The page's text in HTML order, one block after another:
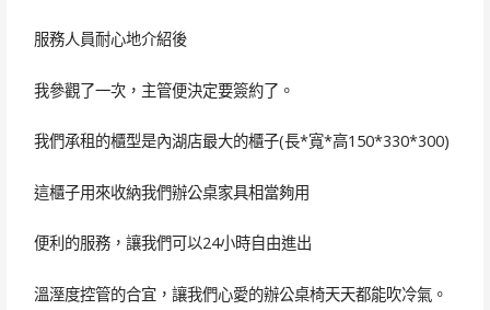
服務人員耐心地介紹後
我參觀了一次，主管便決定要簽約了。
我們承租的櫃型是內湖店最大的櫃子(長*寬*高150*330*300)
這櫃子用來收納我們辦公桌家具相當夠用
便利的服務，讓我們可以24小時自由進出
溫溼度控管的合宜，讓我們心愛的辦公桌椅天天都能吹冷氣。